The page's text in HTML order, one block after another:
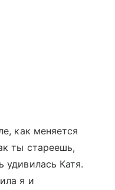
как меняется
ты стареешь,
Катя.
я и